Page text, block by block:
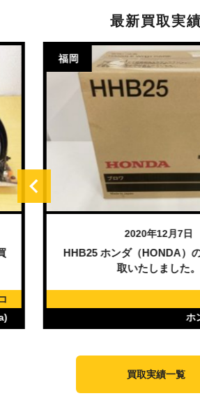
最新買取実
福岡
2020年12月7日
HHB25 ホンダ（HONDA）
取いたしました。
ホ
買取実績一覧